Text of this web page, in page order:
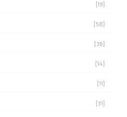
[19]
[58]
[36]
[14]
[11]
[31]